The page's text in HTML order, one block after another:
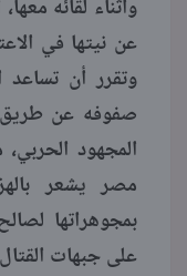
وأثناء لقائه
عن نيتها في
وتقرر أن
صفوفه عن طريق
المجهود
مصر يشعر
بمجوهراتها
على جبهات